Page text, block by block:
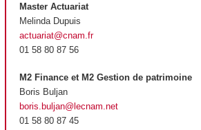
Master Actuariat
Melinda Dupuis
actuariat@cnam.fr
01 58 80 87 56
M2 Finance et M2 Gestion de patrimoine
Boris Buljan
boris.buljan@lecnam.net
01 58 80 87 45